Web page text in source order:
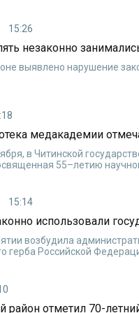
15:26
незаконно
выявлено нарушение
медакадемии
в Читинской
55–летию
15:14
использовали
возбудила
герба Российской
район отметил 70-